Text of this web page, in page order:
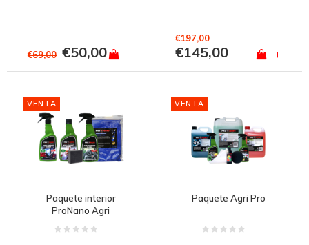
€69,00 €50,00 +
€197,00
€145,00 +
VENTA
Paquete interior
ProNano Agri
VENTA
Paquete Agri Pro